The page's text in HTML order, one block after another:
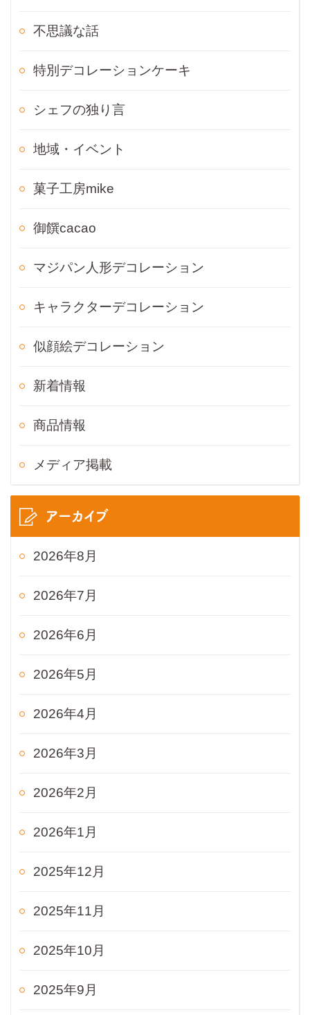
不思議な話
特別デコレーションケーキ
シェフの独り言
地域・イベント
菓子工房mike
御饌cacao
マジパン人形デコレーション
キャラクターデコレーション
似顔絵デコレーション
新着情報
商品情報
メディア掲載
アーカイブ
2026年8月
2026年7月
2026年6月
2026年5月
2026年4月
2026年3月
2026年2月
2026年1月
2025年12月
2025年11月
2025年10月
2025年9月